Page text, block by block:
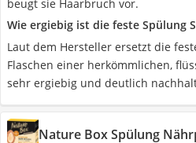
beugt sie Haarbruch vor.
Wie ergiebig ist die feste Spülung
Laut dem Hersteller ersetzt die
Flaschen einer herkömmlichen,
sehr ergiebig und deutlich
Nature Box Spülung